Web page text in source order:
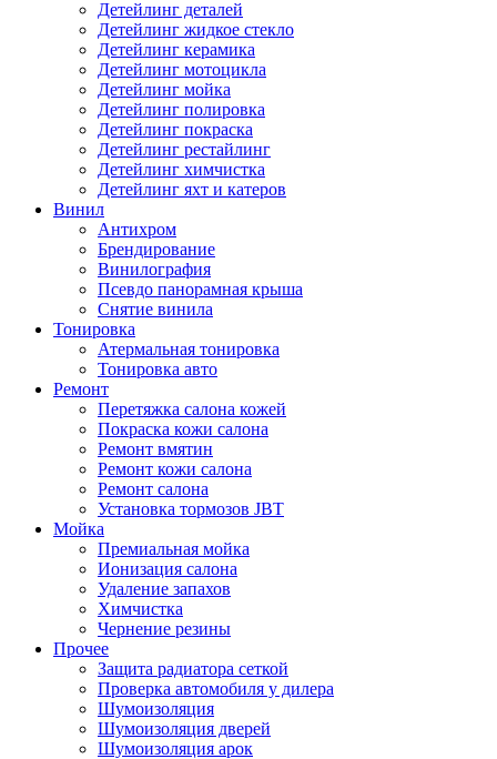
Детейлинг деталей
Детейлинг жидкое стекло
Детейлинг керамика
Детейлинг мотоцикла
Детейлинг мойка
Детейлинг полировка
Детейлинг покраска
Детейлинг рестайлинг
Детейлинг химчистка
Детейлинг яхт и катеров
Винил
Антихром
Брендирование
Винилография
Псевдо панорамная крыша
Снятие винила
Тонировка
Атермальная тонировка
Тонировка авто
Ремонт
Перетяжка салона кожей
Покраска кожи салона
Ремонт вмятин
Ремонт кожи салона
Ремонт салона
Установка тормозов JBT
Мойка
Премиальная мойка
Ионизация салона
Удаление запахов
Химчистка
Чернение резины
Прочее
Защита радиатора сеткой
Проверка автомобиля у дилера
Шумоизоляция
Шумоизоляция дверей
Шумоизоляция арок